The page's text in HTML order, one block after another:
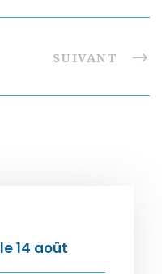
SUIVANT
14 août